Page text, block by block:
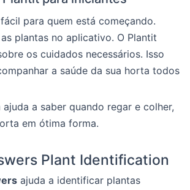
para quem está começando.
plantas no aplicativo. O Plantit
os cuidados necessários. Isso
a saúde da sua horta todos
a saber quando regar e colher,
em ótima forma.
Plant Identification
ajuda a identificar plantas